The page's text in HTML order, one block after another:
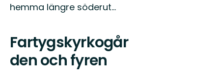
hemma längre söderut...
Fartygskyrkogår
den och fyren